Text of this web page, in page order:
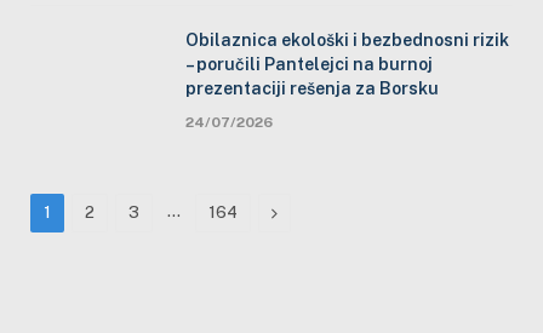
Obilaznica ekološki i bezbednosni rizik
– poručili Pantelejci na burnoj
prezentaciji rešenja za Borsku
24/07/2026
1 2 3 … 164 Next